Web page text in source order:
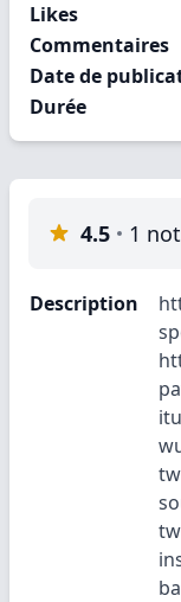
Likes
Commentaires
Date de
Durée
4.5 1
Description